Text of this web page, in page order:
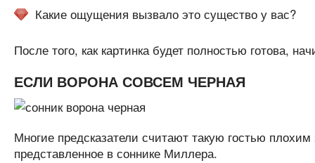
Какие ощущения вызвало это существо у вас?
После того, как картинка будет полностью готова,
ЕСЛИ ВОРОНА СОВСЕМ ЧЕРНАЯ
Многие предсказатели считают такую гостью
представленное в соннике Миллера.